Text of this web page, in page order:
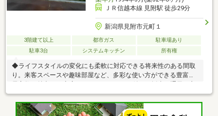
ＪＲ信越本線 見附駅 徒歩29分
新潟県見附市元町１
3階建て以上 都市ガス
駐車場あり
駐車3台
システムキッチン 所有権
◆ライフスタイルの変化にも柔軟に対応できる将来性のある間取
り。来客スペースや趣味部屋など、多彩な使い方ができる豊富な
く室内まで明るく心地よい住環境を実現します◆２階、３階にト
イレを完備し、忙しい朝や来客時もスムーズでストレスフリー◆
インスペクション実施予定、瑕疵担保保険（５年保証）加入予